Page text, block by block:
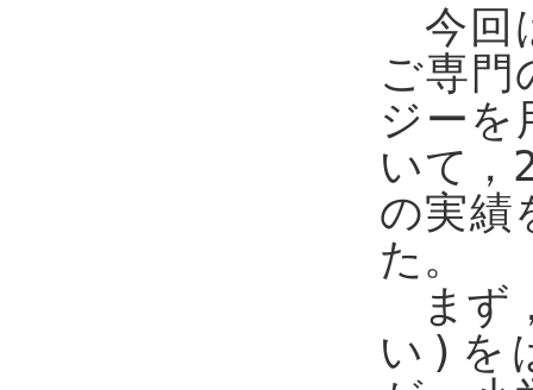
今回
ご専門
ジーを
いて，
の実績
た。
まず
い)を